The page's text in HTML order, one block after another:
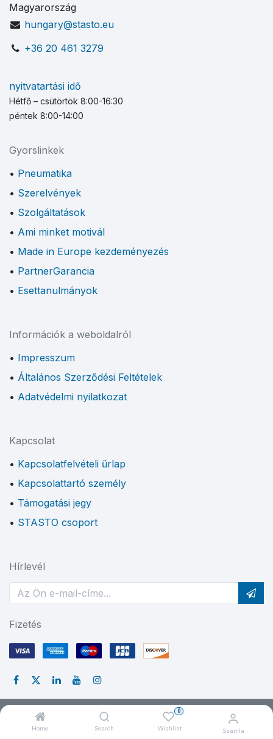
Home Search
0
Wishlist Számla
Magyarország
hungary@stasto.eu
+36 20 461 3279
nyitvatartási idő
Hétfő – csütörtök 8:00-16:30
péntek 8:00-14:00
Gyorslinkek
Pneumatika
Szerelvények
Szolgáltatások
Ami minket motivál
Made in Europe kezdeményezés
PartnerGarancia
Esettanulmányok
Információk a weboldalról
Impresszum
Általános Szerződési Feltételek
Adatvédelmi nyilatkozat
Kapcsolat
Kapcsolatfelvételi űrlap
Kapcsolattartó személy
Támogatási jegy
STASTO csoport
Hírlevél
Fizetés
© 2024 STASTO Automation